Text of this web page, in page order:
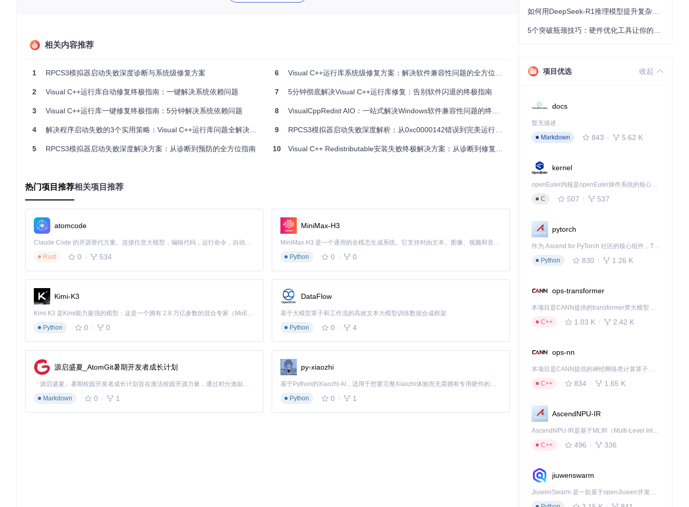
以管理员身份运行VisualCppRedist_AIO_x86_x64.exe。安装程序提供多种运行模式：
：使用命令行参数实现无人值守安装
：选择性地安装特定版本的运行库
对于大多数用户，建议使用默认的交互模式，程序会自动检测系统需求并安装所有必要的组件。
第三步：验证安装结果
安装完成后，可以通过以下方式验证运行库是否成功安装：
检查"控制面板 > 程序和功能"中是否出现了各个版本的Visual C++ Redistributable条目
进阶使用技巧：高级配置与批量部署
命令行参数详解
VisualCppRedist AIO提供了丰富的命令行参数，满足不同场景的需求：
VisualCppRedist_AIO_x86_x64.exe /ai /gm2
# 仅安装特定版本运行库
VisualCppRedist_AIO_x86_x64.exe /ai9    # 仅安装
VisualCppRedist_AIO_x86_x64.exe /aiX239 # 安装
# 显示进度条安装
VisualCppRedist_AIO_x86_x64.exe /y
# 修复已安装的运行库
企业部署方案
对于IT管理员，可以使用组策略或脚本批量部署：
将安装包放置在网络共享位置
使用静默安装参数部署到所有客户端
相关内容推荐
1 RPCS3模拟器启动失败深度诊断与系统级修复方案
2 Visual C++运行库自动修复终极指南：一键解决系统依赖问题
3 Visual C++运行库一键修复终极指南：5分钟解决系统依赖问题
4 解决程序启动失败的3个实用策略：Visual C++运行库问题全解决方案
5 RPCS3模拟器启动失败深度解决方案：从诊断到预防的全方位指南
6 Visual C++运行库系统级修复方案：解决软件兼容性问题的全方位指南
7 5分钟彻底解决Visual C++运行库修复：告别软件闪退的终极指南
8 VisualCppRedist AIO：一站式解决Windows软件兼容性问题的终极方案
9 RPCS3模拟器启动失败深度解析：从0xc0000142错误到完美运行的完全指南
10 Visual C++ Redistributable安装失败终极解决方案：从诊断到修复的完整指南
热门项目推荐相关项目推荐
atomcode
Claude Code 的开源替代方案。连接任意大模型，编辑代码，运行命令，自动验证 — 全自动执行。用 Rust 构建，极致性能。 ｜ An open-source alternative to Claude Code. Connect any LLM, edit code, run commands, and verify changes — autonomously. Built in Rust for speed. Get Started
Rust
0 534
MiniMax-H3
MiniMax H3 是一个通用的全模态生成系统。它支持对由文本、图像、视频和音频组成的多模态上下文进行统一理解，并能生成分辨率高达 2K、时长可达 15 秒的带原生立体声音频的视频。得益于面向任务泛化的系统设计，H3 在预训练阶段就已具备广泛的多模态上下文理解与生成能力，能够出色地执行复杂的多模态指令。
Python
0 0
Kimi-K3
Kimi K3 是Kimi能力最强的模型：这是一个拥有 2.8 万亿参数的混合专家（MoE）模型，具备原生视觉理解能力，并支持 100 万 token 的上下文窗口。
Python
0 0
DataFlow
基于大模型算子和工作流的高效文本大模型训练数据合成框架
Python
0 4
源启盛夏_AtomGit暑期开发者成长计划
「源启盛夏」暑期校园开发者成长计划旨在激活校园开源力量，通过积分激励、认证扶持、资源倾斜等形式，引导高校组织和开发者完成「入驻 — 建项目 — 做贡献 — 获认证 — 得资源」的完整闭环。无论你是想带领社团入驻平台的组织者，还是希望用代码贡献证明自己的开发者，都能在这里找到属于你的成长路径。
Markdown
0 1
py-xiaozhi
基于Python的Xiaozhi AI，适用于想要完整Xiaozhi体验而无需拥有专用硬件的用户。
Python
0 1
项目优选 收起
docs
暂无描述
Markdown
843 5.62 K
kernel
openEuler内核是openEuler操作系统的核心，既是系统性能与稳定性的基石，也是连接处理器、设备与服务的桥梁。
C
507 537
pytorch
作为 Ascend for PyTorch 社区的核心组件，TorchNPU 是昇腾专为 PyTorch 打造的深度学习适配插件，使 PyTorch 框架能够直接调用昇腾 NPU，为开发者提供昇腾 AI 处理器的超强算力。
Python
830 1.26 K
ops-transformer
本项目是CANN提供的transformer类大模型算子库，实现网络在NPU上加速计算。
C++
1.03 K 2.42 K
ops-nn
本项目是CANN提供的神经网络类计算算子库，实现网络在NPU上加速计算。
C++
834 1.65 K
AscendNPU-IR
AscendNPU-IR是基于MLIR（Multi-Level Intermediate Representation）构建的，面向昇腾亲和算子编译时使用的中间表示，提供昇腾完备表达能力，通过编译优化提升昇腾AI处理器计算效率，支持通过生态框架使能昇腾AI处理器与深度调优
C++
496 336
jiuwenswarm
JiuwenSwarm 是一款基于openJiuwen开发的智能AI Agent，它能够将大语言模型的强大能力，通过你日常使用的各类通讯应用，直接延伸至你的指尖。